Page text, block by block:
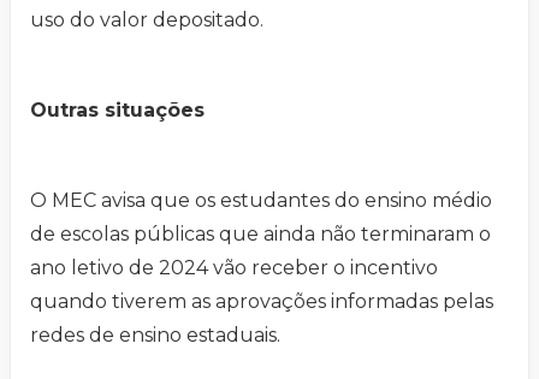
uso do valor depositado.
Outras situações
O MEC avisa que os estudantes do ensino médio
de escolas públicas que ainda não terminaram o
ano letivo de 2024 vão receber o incentivo
quando tiverem as aprovações informadas pelas
redes de ensino estaduais.